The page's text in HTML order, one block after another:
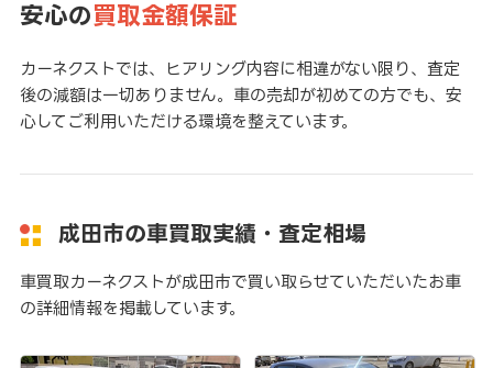
安心の買取金額保証
カーネクストでは、ヒアリング内容に相違がない限り、査定
後の減額は一切ありません。車の売却が初めての方でも、安
心してご利用いただける環境を整えています。
成田市の車買取実績・査定相場
車買取カーネクストが成田市で買い取らせていただいたお車
の詳細情報を掲載しています。